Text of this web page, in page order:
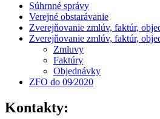
Súhrnné správy
Verejné obstarávanie
Zverejňovanie zmlúv, faktúr,
Zverejňovanie zmlúv, faktúr,
Zmluvy
Faktúry
Objednávky
ZFO do 09⁄2020
Kontakty: